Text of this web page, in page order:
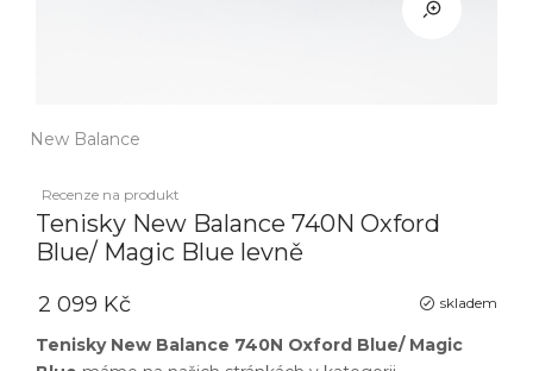
New Balance
Recenze na produkt
Tenisky New Balance 740N Oxford
Blue/ Magic Blue levně
skladem
2 099 Kč
Tenisky New Balance 740N Oxford Blue/ Magic